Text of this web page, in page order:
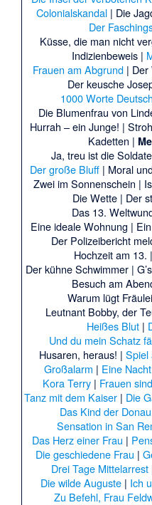
Colonialskandal| Die
Der
Küsse, die man nicht
Indizienbeweis |
Frauen am Abgrund| Der
Der keusche
1000 Worte Deutsch
Die Blumenfrau von
Hurrah – ein Junge! |
Kadetten |
Ja, treu ist die
Der große Bluff | Moral
Zwei im Sonnenschein |
Die Wette | Der
Das 13.
Eine ideale Wohnung |
Der Polizeibericht
Hochzeit am 13. |
Der kühne Schwimmer|
Besuch am
Warum lügt
Leutnant Bobby, der
Heißes Blut|
Und du mein Schatz
Husaren, heraus! | Spiel
Großalarm | Eine
Kora Terry| Frauen
Tanz mit dem Kaiser| Die
Das Kind der Donau
Sensation in San
Das Herz einer Frau |
Die geschiedene Frau |
Drei Tage Mittelarrest
Die wilde Auguste | Ich
Zu Befehl, Frau